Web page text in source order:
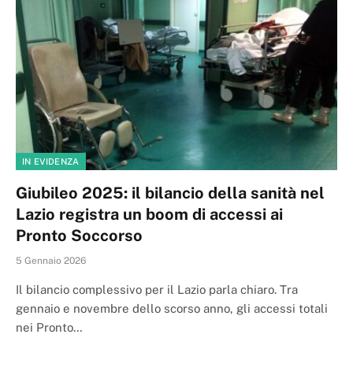
IN EVIDENZA
Giubileo 2025: il bilancio della sanità nel
Lazio registra un boom di accessi ai
Pronto Soccorso
5 Gennaio 2026
Il bilancio complessivo per il Lazio parla chiaro. Tra
gennaio e novembre dello scorso anno, gli accessi totali
nei Pronto…